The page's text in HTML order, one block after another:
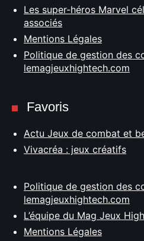
Les super-héros Marvel
associés
Mentions Légales
Politique de gestion des
lemagjeuxhightech.com
Favoris
Actu Jeux de combat et
Vivacréa : jeux créatifs
Politique de gestion des
lemagjeuxhightech.com
L’équipe du Mag Jeux
Mentions Légales